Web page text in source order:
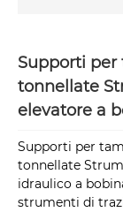
Supporti
tonnellate
elevatore a
Supporti per
tonnellate
idraulico a
strumenti di